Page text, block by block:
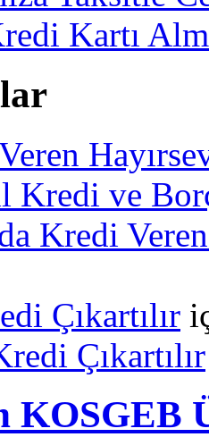
Kredi ve
Kredi
Çıkartılır
Çıkartılır
KOSGEB